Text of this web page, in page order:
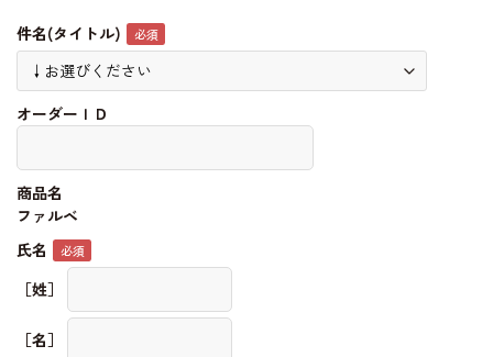
件名(タイトル)
オーダーＩＤ
商品名
ファルベ
氏名
［姓］
［名］